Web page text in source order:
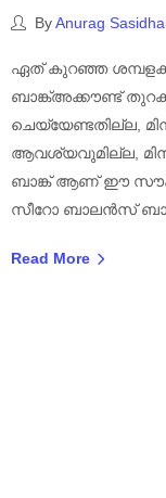
ByAnurag
ഏത് കുറഞ്ഞ
ബാങ്ക്അക്കൗണ്ട്
ചെയ്യേണ്ടതില്ല,
ആവശ്യവുമില്ല,
ബാങ്ക് ആണ് ഈ
സീറോ ബാലൻസ്
Read More